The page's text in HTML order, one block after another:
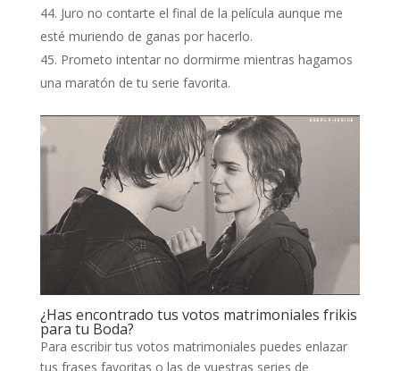
Juro no contarte el final de la película aunque me
esté muriendo de ganas por hacerlo.
Prometo intentar no dormirme mientras hagamos
una maratón de tu serie favorita.
¿Has encontrado tus votos matrimoniales frikis
para tu Boda?
Para escribir tus votos matrimoniales puedes enlazar
tus frases favoritas o las de vuestras series de